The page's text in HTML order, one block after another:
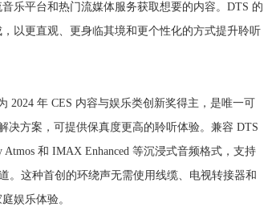
乐平台和热门流媒体服务获取想要的内容。DTS 的
以更直观、更身临其境和更个性化的方式提升聆听
年 CES 内容与娱乐类创新奖得主，是唯一可
决方案，可提供保真度更高的聆听体验。兼容 DTS
和 IMAX Enhanced 等沉浸式音频格式，支持
。这种首创的环绕声无需使用线缆、电视转接器和
娱乐体验。